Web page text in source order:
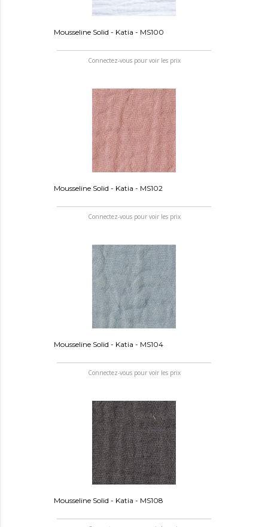
Mousseline Solid - Katia - MS100
Connectez-vous pour voir les prix
Mousseline Solid - Katia - MS102
Connectez-vous pour voir les prix
Mousseline Solid - Katia - MS104
Connectez-vous pour voir les prix
Mousseline Solid - Katia - MS108